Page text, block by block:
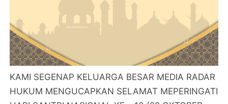
KAMI SEGENAP KELUARGA BESAR MEDIA RADAR
HUKUM MENGUCAPKAN SELAMAT MEPERINGATI